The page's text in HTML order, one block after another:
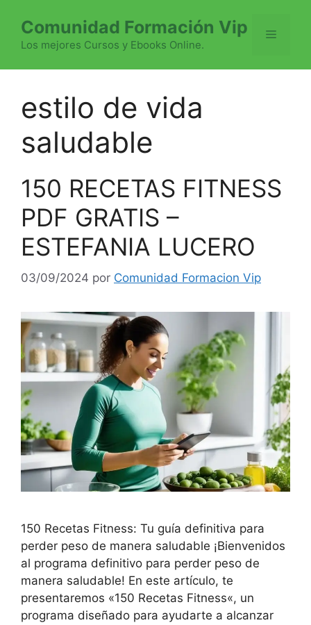
contenido
Comunidad Formación Vip
Los mejores Cursos y Ebooks Online.
Menú
estilo de vida
saludable
150 RECETAS FITNESS
PDF GRATIS –
ESTEFANIA LUCERO
03/09/2024 por Comunidad Formacion Vip
150 Recetas Fitness: Tu guía definitiva para
perder peso de manera saludable ¡Bienvenidos
al programa definitivo para perder peso de
manera saludable! En este artículo, te
presentaremos «150 Recetas Fitness«, un
programa diseñado para ayudarte a alcanzar